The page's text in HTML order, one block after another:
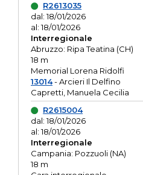
R2613035
dal: 18/01/2026
al: 18/01/2026
Interregionale
Abruzzo: Ripa Teatina (CH)
18 m
Memorial Lorena Ridolfi
13014- Arcieri Il Delfino
Capretti, Manuela Cecilia
R2615004
dal: 18/01/2026
al: 18/01/2026
Interregionale
Campania: Pozzuoli (NA)
18 m